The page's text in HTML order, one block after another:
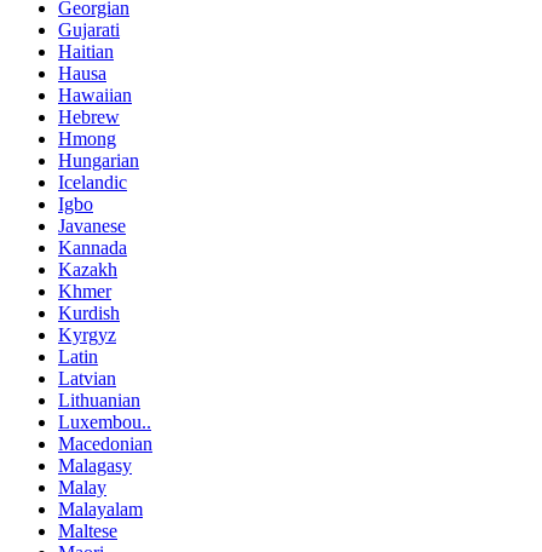
Georgian
Gujarati
Haitian
Hausa
Hawaiian
Hebrew
Hmong
Hungarian
Icelandic
Igbo
Javanese
Kannada
Kazakh
Khmer
Kurdish
Kyrgyz
Latin
Latvian
Lithuanian
Luxembou..
Macedonian
Malagasy
Malay
Malayalam
Maltese